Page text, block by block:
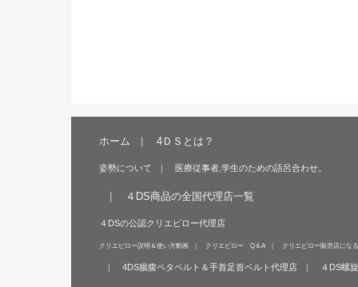
ホーム 4ＤＳとは？
姿勢について 医療従事者,学生のための語呂合わせ。
４DS商品の全国代理店一覧
４DSの公認クリエピロー代理店
クリエピロー説明＆使い方動画 クリエピロー Q＆A クリエピロー販売店にな
4DS腸腹ペタベルト＆手首足首ベルト代理店 ４DS螺